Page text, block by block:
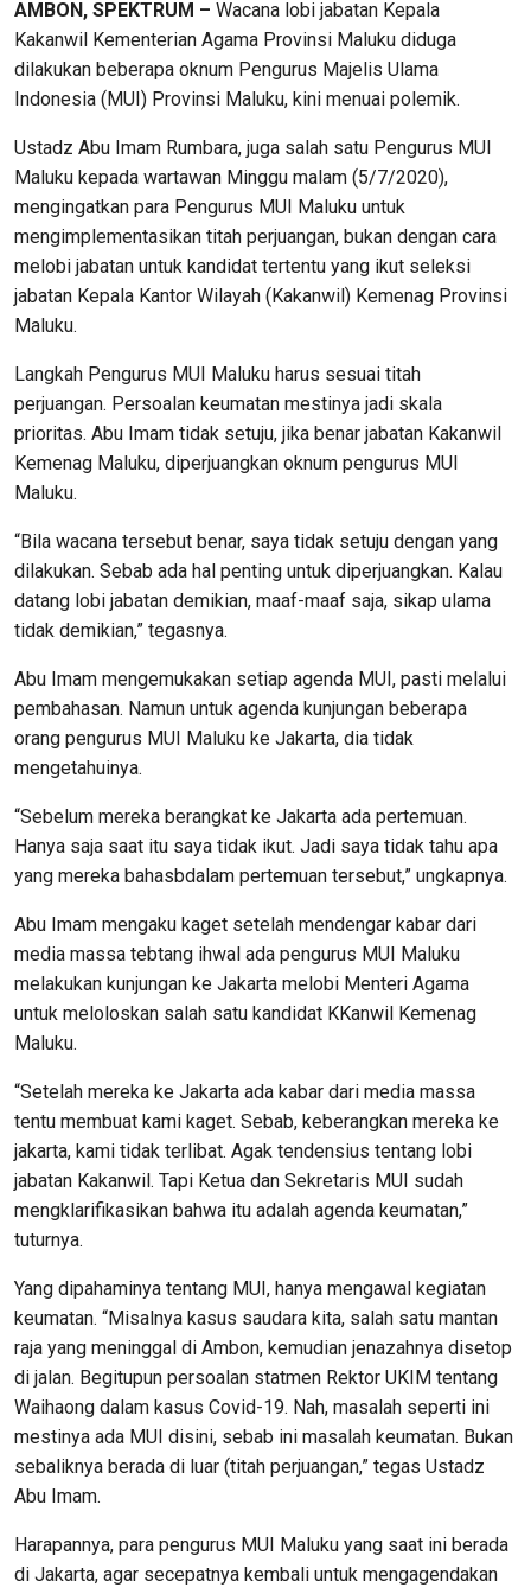
AMBON, SPEKTRUM – Wacana lobi jabatan Kepala
Kakanwil Kementerian Agama Provinsi Maluku diduga
dilakukan beberapa oknum Pengurus Majelis Ulama
Indonesia (MUI) Provinsi Maluku, kini menuai polemik.
Ustadz Abu Imam Rumbara, juga salah satu Pengurus MUI
Maluku kepada wartawan Minggu malam (5/7/2020),
mengingatkan para Pengurus MUI Maluku untuk
mengimplementasikan titah perjuangan, bukan dengan cara
melobi jabatan untuk kandidat tertentu yang ikut seleksi
jabatan Kepala Kantor Wilayah (Kakanwil) Kemenag Provinsi
Maluku.
Langkah Pengurus MUI Maluku harus sesuai titah
perjuangan. Persoalan keumatan mestinya jadi skala
prioritas. Abu Imam tidak setuju, jika benar jabatan Kakanwil
Kemenag Maluku, diperjuangkan oknum pengurus MUI
Maluku.
“Bila wacana tersebut benar, saya tidak setuju dengan yang
dilakukan. Sebab ada hal penting untuk diperjuangkan. Kalau
datang lobi jabatan demikian, maaf-maaf saja, sikap ulama
tidak demikian,” tegasnya.
Abu Imam mengemukakan setiap agenda MUI, pasti melalui
pembahasan. Namun untuk agenda kunjungan beberapa
orang pengurus MUI Maluku ke Jakarta, dia tidak
mengetahuinya.
“Sebelum mereka berangkat ke Jakarta ada pertemuan.
Hanya saja saat itu saya tidak ikut. Jadi saya tidak tahu apa
yang mereka bahasbdalam pertemuan tersebut,” ungkapnya.
Abu Imam mengaku kaget setelah mendengar kabar dari
media massa tebtang ihwal ada pengurus MUI Maluku
melakukan kunjungan ke Jakarta melobi Menteri Agama
untuk meloloskan salah satu kandidat KKanwil Kemenag
Maluku.
“Setelah mereka ke Jakarta ada kabar dari media massa
tentu membuat kami kaget. Sebab, keberangkan mereka ke
jakarta, kami tidak terlibat. Agak tendensius tentang lobi
jabatan Kakanwil. Tapi Ketua dan Sekretaris MUI sudah
mengklarifikasikan bahwa itu adalah agenda keumatan,”
tuturnya.
Yang dipahaminya tentang MUI, hanya mengawal kegiatan
keumatan. “Misalnya kasus saudara kita, salah satu mantan
raja yang meninggal di Ambon, kemudian jenazahnya disetop
di jalan. Begitupun persoalan statmen Rektor UKIM tentang
Waihaong dalam kasus Covid-19. Nah, masalah seperti ini
mestinya ada MUI disini, sebab ini masalah keumatan. Bukan
sebaliknya berada di luar (titah perjuangan,” tegas Ustadz
Abu Imam.
Harapannya, para pengurus MUI Maluku yang saat ini berada
di Jakarta, agar secepatnya kembali untuk mengagendakan